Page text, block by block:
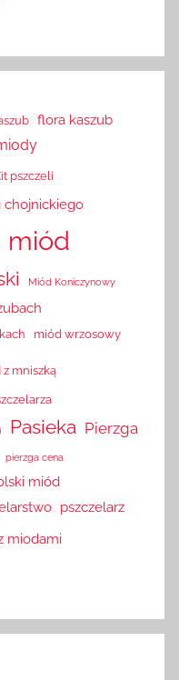
flora kaszub
pszczeli
chojnickiego
miód
Miód Koniczynowy
miód wrzosowy
z mniszką
Pasieka Pierzga
pierzga cena
miód
pszczelarz
miodami